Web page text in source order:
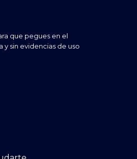
que pegues en el
sin evidencias de uso